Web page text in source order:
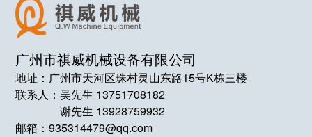
广州市祺威机械设备有限公司
地址：广州市天河区珠村灵山东路15号K栋三楼
联系人：吴先生 13751708182
谢先生 13928759932
邮箱：935314479@qq.com